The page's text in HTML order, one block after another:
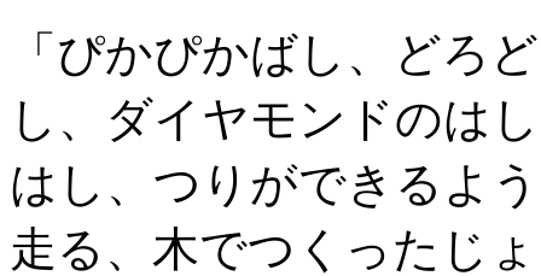
「ぴかぴかばし、どろ
し、ダイヤモンドのは
はし、つりができるよ
走る、木でつくったじ